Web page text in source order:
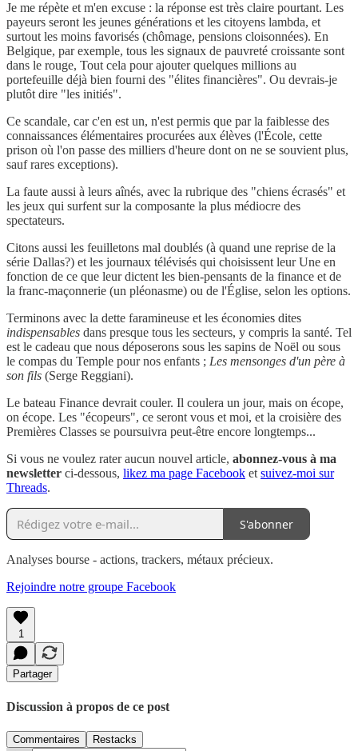
Je me répète et m'en excuse : la réponse est très claire pourtant. Les
payeurs seront les jeunes générations et les citoyens lambda, et
surtout les moins favorisés (chômage, pensions cloisonnées). En
Belgique, par exemple, tous les signaux de pauvreté croissante sont
dans le rouge, Tout cela pour ajouter quelques millions au
portefeuille déjà bien fourni des "élites financières". Ou devrais-je
plutôt dire "les initiés".
Ce scandale, car c'en est un, n'est permis que par la faiblesse des
connaissances élémentaires procurées aux élèves (l'École, cette
prison où l'on passe des milliers d'heure dont on ne se souvient plus,
sauf rares exceptions).
La faute aussi à leurs aînés, avec la rubrique des "chiens écrasés" et
les jeux qui surfent sur la composante la plus médiocre des
spectateurs.
Citons aussi les feuilletons mal doublés (à quand une reprise de la
série Dallas?) et les journaux télévisés qui choisissent leur Une en
fonction de ce que leur dictent les bien-pensants de la finance et de
la franc-maçonnerie (un pléonasme) ou de l'Église, selon les options.
Terminons avec la dette faramineuse et les économies dites
indispensables dans presque tous les secteurs, y compris la santé. Tel
est le cadeau que nous déposerons sous les sapins de Noël ou sous
le compas du Temple pour nos enfants ; Les mensonges d'un père à
son fils (Serge Reggiani).
Le bateau Finance devrait couler. Il coulera un jour, mais on écope,
on écope. Les "écopeurs", ce seront vous et moi, et la croisière des
Premières Classes se poursuivra peut-être encore longtemps...
Si vous ne voulez rater aucun nouvel article, abonnez-vous à ma
newsletter ci-dessous, likez ma page Facebook etsuivez-moi sur
Threads.
S'abonner
Analyses bourse - actions, trackers, métaux précieux.
Rejoindre notre groupe Facebook
1
Partager
Discussion à propos de ce post
Commentaires Restacks